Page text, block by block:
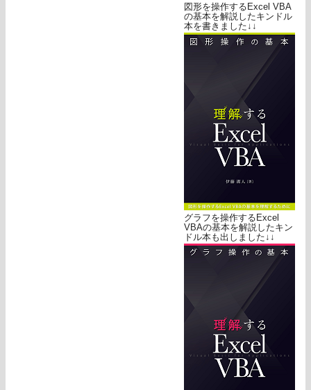
図形を操作するExcel VBA
の基本を解説したキンドル
本を書きました↓↓
グラフを操作するExcel
VBAの基本を解説したキン
ドル本も出しました↓↓